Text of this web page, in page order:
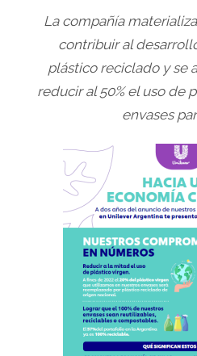
La compañía
contribuir al
plástico reciclado y se
reducir al 50% el uso de
envases